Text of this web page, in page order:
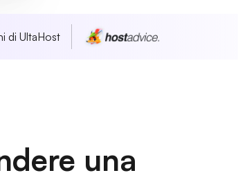
di UltaHost
una